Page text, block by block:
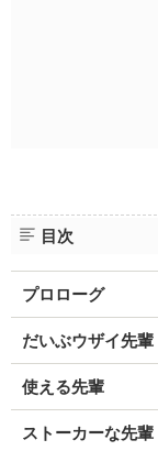
目次
プロローグ
だいぶウザイ先輩
使える先輩
ストーカーな先輩